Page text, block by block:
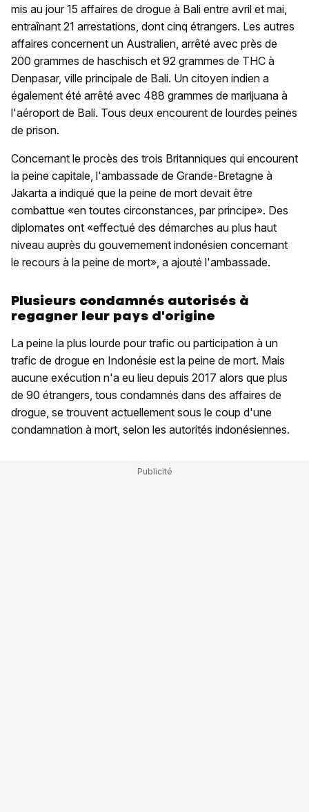
mis au jour 15 affaires de drogue à Bali entre avril et mai,
entraînant 21 arrestations, dont cinq étrangers. Les autres
affaires concernent un Australien, arrêté avec près de
200 grammes de haschisch et 92 grammes de THC à
Denpasar, ville principale de Bali. Un citoyen indien a
également été arrêté avec 488 grammes de marijuana à
l'aéroport de Bali. Tous deux encourent de lourdes peines
de prison.
Concernant le procès des trois Britanniques qui encourent
la peine capitale, l'ambassade de Grande-Bretagne à
Jakarta a indiqué que la peine de mort devait être
combattue «en toutes circonstances, par principe». Des
diplomates ont «effectué des démarches au plus haut
niveau auprès du gouvernement indonésien concernant
le recours à la peine de mort», a ajouté l'ambassade.
Plusieurs condamnés autorisés à
regagner leur pays d'origine
La peine la plus lourde pour trafic ou participation à un
trafic de drogue en Indonésie est la peine de mort. Mais
aucune exécution n'a eu lieu depuis 2017 alors que plus
de 90 étrangers, tous condamnés dans des affaires de
drogue, se trouvent actuellement sous le coup d'une
condamnation à mort, selon les autorités indonésiennes.